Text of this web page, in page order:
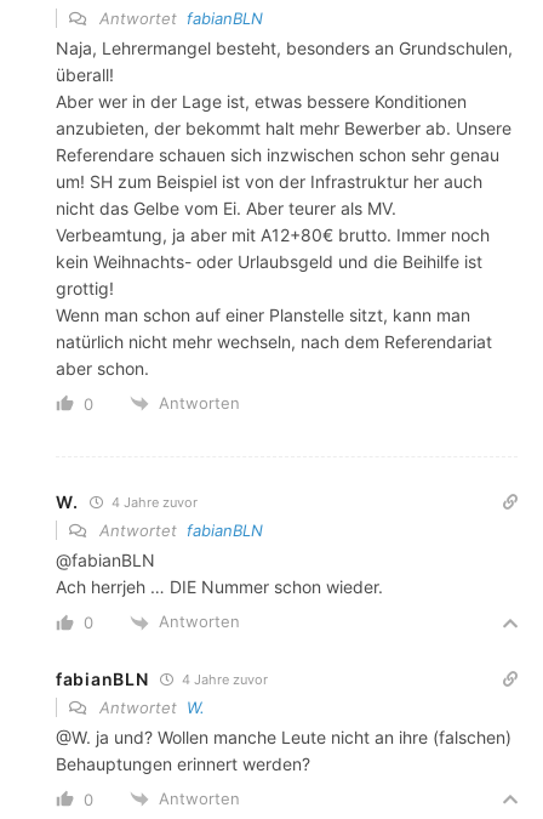
Antwortet fabianBLN
Naja, Lehrermangel besteht, besonders an Grundschulen,
überall!
Aber wer in der Lage ist, etwas bessere Konditionen
anzubieten, der bekommt halt mehr Bewerber ab. Unsere
Referendare schauen sich inzwischen schon sehr genau
um! SH zum Beispiel ist von der Infrastruktur her auch
nicht das Gelbe vom Ei. Aber teurer als MV.
Verbeamtung, ja aber mit A12+80€ brutto. Immer noch
kein Weihnachts- oder Urlaubsgeld und die Beihilfe ist
grottig!
Wenn man schon auf einer Planstelle sitzt, kann man
natürlich nicht mehr wechseln, nach dem Referendariat
aber schon.
0 Antworten
W. 4 Jahre zuvor
Antwortet fabianBLN
@fabianBLN
Ach herrjeh … DIE Nummer schon wieder.
0 Antworten
fabianBLN 4 Jahre zuvor
Antwortet W.
@W. ja und? Wollen manche Leute nicht an ihre (falschen)
Behauptungen erinnert werden?
0 Antworten